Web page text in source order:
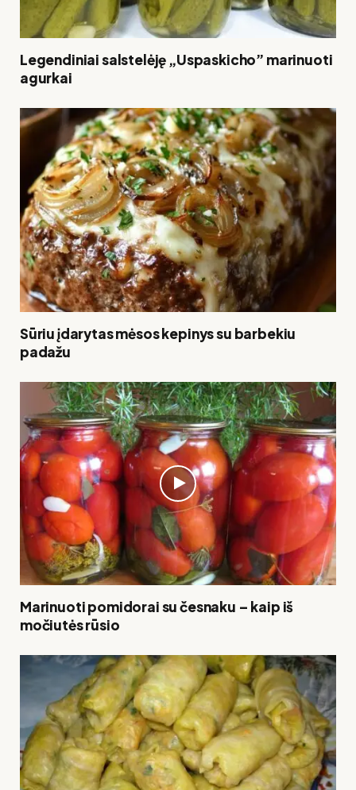
Legendiniai salstelėję „Uspaskicho” marinuoti
agurkai
Sūriu įdarytas mėsos kepinys su barbekiu
padažu
Marinuoti pomidorai su česnaku – kaip iš
močiutės rūsio